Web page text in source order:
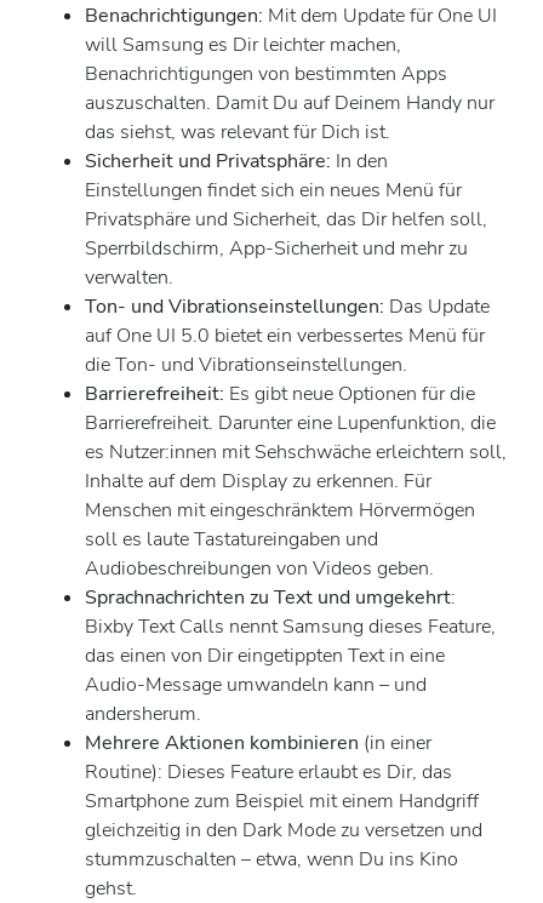
Benachrichtigungen: Mit dem Update für One UI
will Samsung es Dir leichter machen,
Benachrichtigungen von bestimmten Apps
auszuschalten. Damit Du auf Deinem Handy nur
das siehst, was relevant für Dich ist.
Sicherheit und Privatsphäre: In den
Einstellungen findet sich ein neues Menü für
Privatsphäre und Sicherheit, das Dir helfen soll,
Sperrbildschirm, App-Sicherheit und mehr zu
verwalten.
Ton- und Vibrationseinstellungen: Das Update
auf One UI 5.0 bietet ein verbessertes Menü für
die Ton- und Vibrationseinstellungen.
Barrierefreiheit: Es gibt neue Optionen für die
Barrierefreiheit. Darunter eine Lupenfunktion, die
es Nutzer:innen mit Sehschwäche erleichtern soll,
Inhalte auf dem Display zu erkennen. Für
Menschen mit eingeschränktem Hörvermögen
soll es laute Tastatureingaben und
Audiobeschreibungen von Videos geben.
Sprachnachrichten zu Text und umgekehrt:
Bixby Text Calls nennt Samsung dieses Feature,
das einen von Dir eingetippten Text in eine
Audio-Message umwandeln kann – und
andersherum.
Mehrere Aktionen kombinieren (in einer
Routine): Dieses Feature erlaubt es Dir, das
Smartphone zum Beispiel mit einem Handgriff
gleichzeitig in den Dark Mode zu versetzen und
stummzuschalten – etwa, wenn Du ins Kino
gehst.